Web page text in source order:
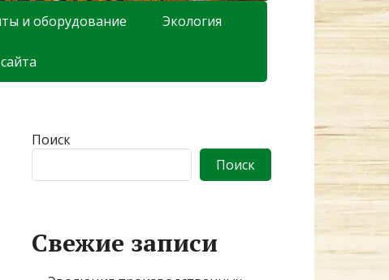
и оборудование Экология
Поиск
Поиск
Свежие записи